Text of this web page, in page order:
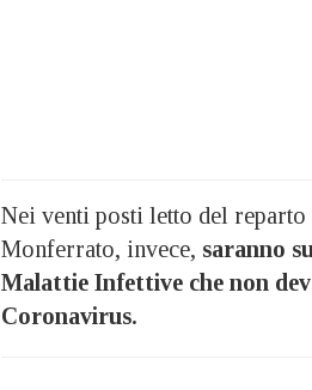
Nei venti posti letto del reparto
Monferrato, invece, saranno
Malattie Infettive che non
Coronavirus.